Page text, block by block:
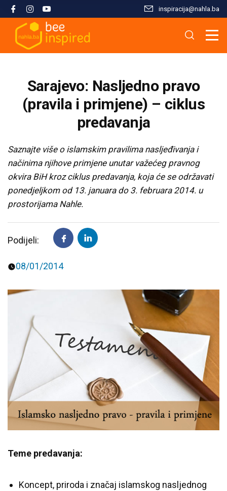
inspiracija@nahla.bа
Sarajevo: Nasljedno pravo
(pravila i primjene) – ciklus
predavanja
Saznajte više o islamskim pravilima nasljeđivanja i
načinima njihove primjene unutar važećeg pravnog
okvira BiH kroz ciklus predavanja, koja će se održavati
ponedjeljkom od 13. januara do 3. februara 2014. u
prostorijama Nahle.
Podijeli:
08/01/2014
Teme predavanja:
Koncept, priroda i značaj islamskog nasljednog
Misija i filozofija
Konsultanti/ice
Škola islama
Hifz Kur'ana
Arapski jezik kroz Kur'an
Tematski moduli
Seminari i radionice
Predavanja i tribine
Osnove islama
Stopama Poslanika
Islam i savremeni izazovi
Porodični život u islamu
Inspirativne priče i intervjui
Nahla kao inspiracija
Sloboda vjere
Analize i studije
Radni materijali